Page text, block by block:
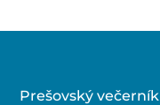
Prešovský večerník